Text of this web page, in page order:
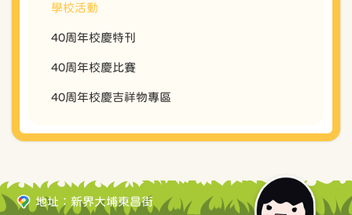
學校活動
40周年校慶特刊
40周年校慶比賽
40周年校慶吉祥物專區
地址：新界大埔東昌街